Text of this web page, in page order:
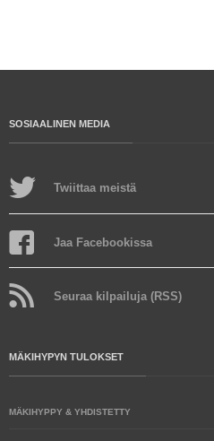
SOSIAALINEN MEDIA
Twiittaa meistä
Jaa Facebookissa
Seuraa kilpailuja (RSS)
MÄKIHYPYN TULOKSET
MÄKIHYPPY & YHDISTETTY